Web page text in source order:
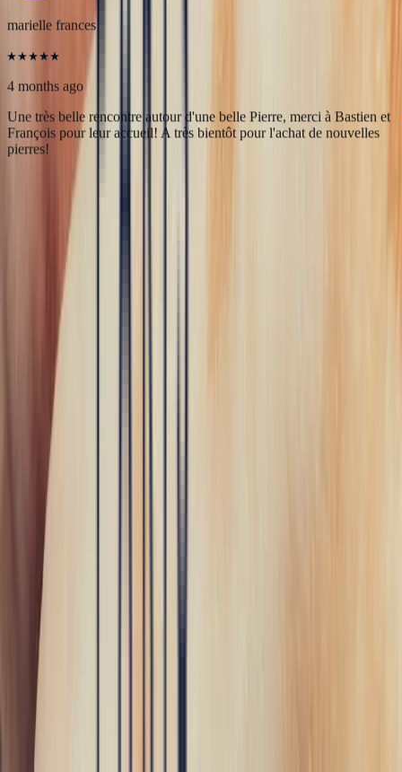
5/5
marielle frances
4 months ago
Une très belle rencontre autour d'une belle Pierre, merci à Bastien et